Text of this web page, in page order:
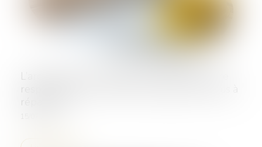
L’architecte sous-traitant et le maître d’œuvre
responsables du même dommage sont tenus à
réparation